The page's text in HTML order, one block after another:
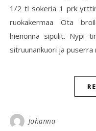
1/2 tl sokeria 1 prk
ruokakermaa Ota
hienonna sipulit. Nypi
sitruunankuori ja puserra
Johanna